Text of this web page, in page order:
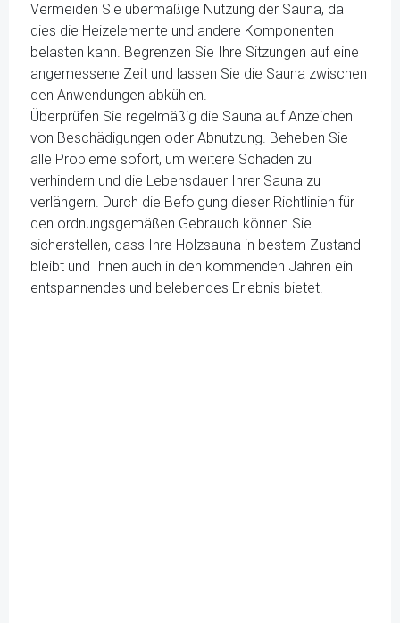
Vermeiden Sie übermäßige Nutzung der Sauna, da
dies die Heizelemente und andere Komponenten
belasten kann. Begrenzen Sie Ihre Sitzungen auf eine
angemessene Zeit und lassen Sie die Sauna zwischen
den Anwendungen abkühlen.
Überprüfen Sie regelmäßig die Sauna auf Anzeichen
von Beschädigungen oder Abnutzung. Beheben Sie
alle Probleme sofort, um weitere Schäden zu
verhindern und die Lebensdauer Ihrer Sauna zu
verlängern. Durch die Befolgung dieser Richtlinien für
den ordnungsgemäßen Gebrauch können Sie
sicherstellen, dass Ihre Holzsauna in bestem Zustand
bleibt und Ihnen auch in den kommenden Jahren ein
entspannendes und belebendes Erlebnis bietet.